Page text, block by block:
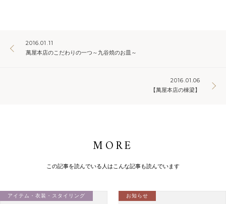
2016.01.11
萬屋本店のこだわりの一つ～九谷焼のお皿～
2016.01.06
【萬屋本店の棟梁】
MORE
この記事を読んでいる人はこんな記事も読んでいます
アイテム・衣装・スタイリング お知らせ